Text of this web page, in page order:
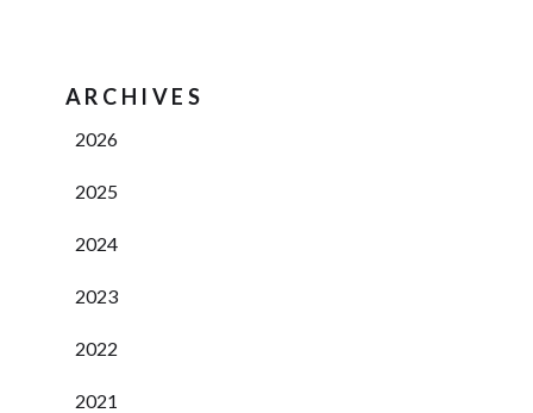
ARCHIVES
2026
2025
2024
2023
2022
2021